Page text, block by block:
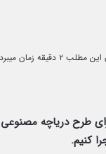
۲ دقیقه زمان میبرد
طرح دریاچه مصنوعی
کنیم.